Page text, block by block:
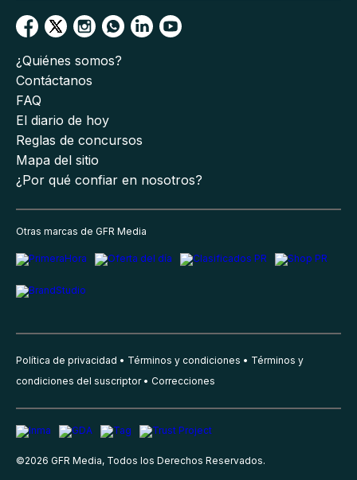
¿Quiénes somos?
Contáctanos
FAQ
El diario de hoy
Reglas de concursos
Mapa del sitio
¿Por qué confiar en nosotros?
Otras marcas de GFR Media
Política de privacidad Términos y condiciones
Términos y
condiciones del suscriptor
Correcciones
©2026 GFR Media, Todos los Derechos Reservados.